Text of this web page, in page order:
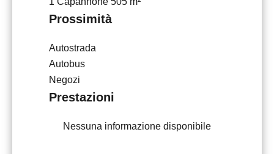
Prossimità
Autostrada
Autobus
Negozi
Prestazioni
Nessuna informazione disponibile